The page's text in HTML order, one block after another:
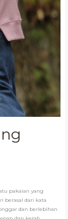
pakaian yang
berasal dari kata
dan berlebihan